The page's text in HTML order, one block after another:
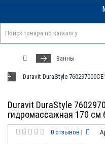
Ванны
Duravit DuraStyle 760297000CE1000
Duravit DuraStyle
гидромассажная 170 см
0 отзывов |